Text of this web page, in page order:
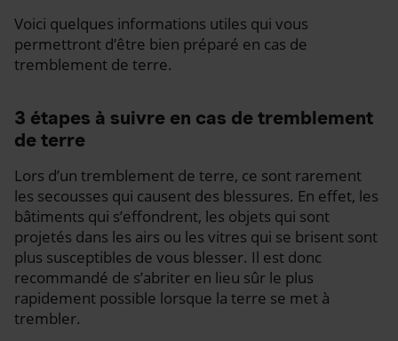
Voici quelques informations utiles qui vous
permettront d’être bien préparé en cas de
tremblement de terre.
3 étapes à suivre en cas de tremblement
de terre
Lors d’un tremblement de terre, ce sont rarement
les secousses qui causent des blessures. En effet, les
bâtiments qui s’effondrent, les objets qui sont
projetés dans les airs ou les vitres qui se brisent sont
plus susceptibles de vous blesser. Il est donc
recommandé de s’abriter en lieu sûr le plus
rapidement possible lorsque la terre se met à
trembler.